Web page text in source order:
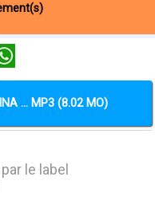
... MP3 (8.02 MO)
le label